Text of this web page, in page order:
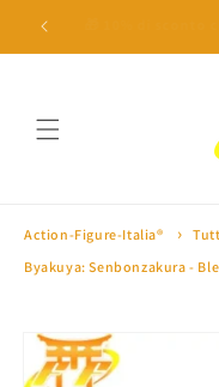
direttamente
100€ ⛩
Action-Figure-Italia®
Byakuya: Senbonzakura -
Passa alle
informazioni
sul prodotto